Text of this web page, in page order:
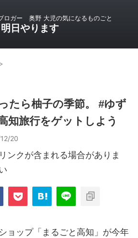
ロガー 奥野 大児の気になるものごと
明日やります
>
たら柚子の季節。 #ゆず
知旅行をゲットしよう
20
ンクが含まれる場合がありま
public_html/blog/wp-
cache/sns-count-
ョップ「まるごと高知」が今年